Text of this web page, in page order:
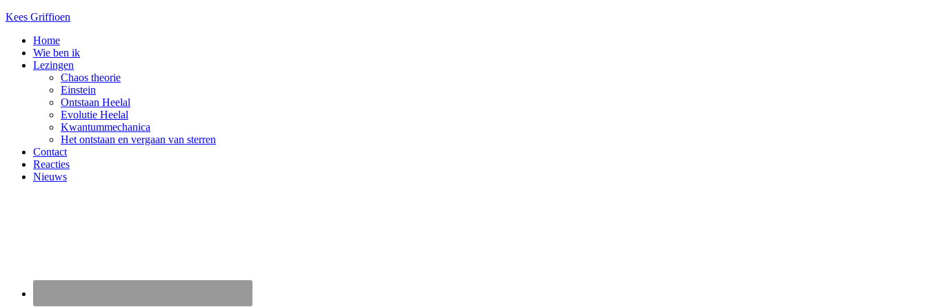
Kees Griffioen
Home
Wie ben ik
Lezingen
Chaos theorie
Einstein
Ontstaan Heelal
Evolutie Heelal
Kwantummechanica
Het ontstaan en vergaan van sterren
Contact
Reacties
Nieuws